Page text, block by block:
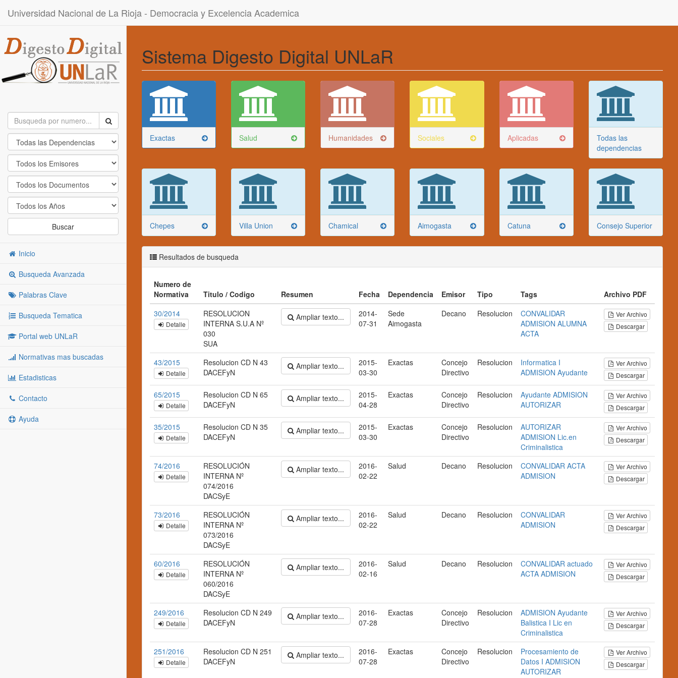
Universidad Nacional de La Rioja - Democracia y Excelencia Academica
Buscar
Inicio
Busqueda Avanzada
Palabras Clave
Busqueda Tematica
Portal web UNLaR
Normativas mas buscadas
Estadisticas
Contacto
Ayuda
Sistema Digesto Digital UNLaR
Exactas Salud Humanidades Sociales Aplicadas
Todas las
dependencias
Chepes Villa Union Chamical Aimogasta Catuna Consejo Superior
Resultados de busqueda
Numero de
Normativa
Titulo / Codigo Resumen Fecha Dependencia Emisor Tipo Tags
Archivo PDF
30/2014
Detalle
RESOLUCION
INTERNA S.U.A Nº
030
SUA
Ampliar texto...
2014-
07-31
Sede
Aimogasta
Decano Resolucion
CONVALIDAR
ADMISION ALUMNA
ACTA
Ver Archivo
Descargar
43/2015
Detalle
Resolucion CD N 43
DACEFyN
Ampliar texto...
2015-
03-30
Exactas
Concejo
Directivo
Resolucion
Informatica I
ADMISION Ayudante
Ver Archivo
Descargar
65/2015
Detalle
Resolucion CD N 65
DACEFyN
Ampliar texto...
2015-
04-28
Exactas
Concejo
Directivo
Resolucion Ayudante ADMISION
AUTORIZAR
Ver Archivo
Descargar
35/2015
Detalle
Resolucion CD N 35
DACEFyN
Ampliar texto...
2015-
03-30
Exactas
Concejo
Directivo
Resolucion
AUTORIZAR
ADMISION Lic.en
Criminalistica
Ver Archivo
Descargar
74/2016
Detalle
RESOLUCIÓN
INTERNA Nº
074/2016
DACSyE
Ampliar texto...
2016-
02-22
Salud Decano Resolucion CONVALIDAR ACTA
ADMISION
Ver Archivo
Descargar
73/2016
Detalle
RESOLUCIÓN
INTERNA Nº
073/2016
DACSyE
Ampliar texto...
2016-
02-22
Salud Decano Resolucion
CONVALIDAR
ADMISION
Ver Archivo
Descargar
60/2016
Detalle
RESOLUCIÓN
INTERNA Nº
060/2016
DACSyE
Ampliar texto...
2016-
02-16
Salud Decano Resolucion CONVALIDAR actuado
ACTA ADMISION
Ver Archivo
Descargar
249/2016
Detalle
Resolucion CD N 249
DACEFyN
Ampliar texto...
2016-
07-28
Exactas
Concejo
Directivo
Resolucion ADMISION Ayudante
Balistica I Lic en
Criminalistica
Ver Archivo
Descargar
251/2016
Detalle
Resolucion CD N 251
DACEFyN
Ampliar texto...
2016-
07-28
Exactas
Concejo
Directivo
Resolucion
Procesamiento de
Datos I ADMISION
AUTORIZAR
Ver Archivo
Descargar